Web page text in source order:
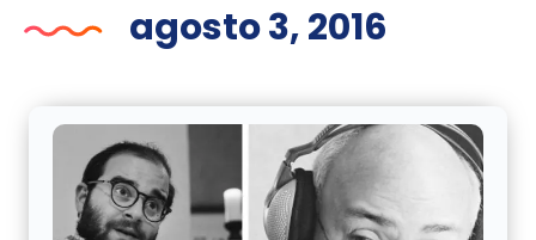
agosto 3, 2016